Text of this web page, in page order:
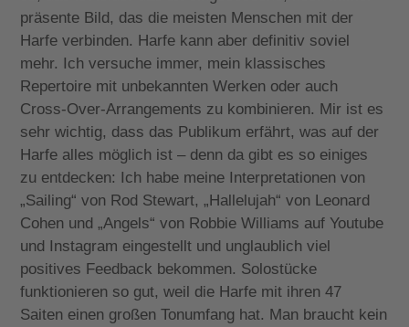
präsente Bild, das die meisten Menschen mit der
Harfe verbinden. Harfe kann aber definitiv soviel
mehr. Ich versuche immer, mein klassisches
Repertoire mit unbekannten Werken oder auch
Cross-Over-Arrangements zu kombinieren. Mir ist es
sehr wichtig, dass das Publikum erfährt, was auf der
Harfe alles möglich ist – denn da gibt es so einiges
zu entdecken: Ich habe meine Interpretationen von
„Sailing“ von Rod Stewart, „Hallelujah“ von Leonard
Cohen und „Angels“ von Robbie Williams auf Youtube
und Instagram eingestellt und unglaublich viel
positives Feedback bekommen. Solostücke
funktionieren so gut, weil die Harfe mit ihren 47
Saiten einen großen Tonumfang hat. Man braucht kein